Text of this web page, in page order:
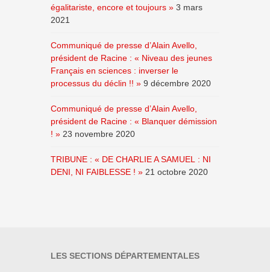
égalitariste, encore et toujours » 3 mars
2021
Communiqué de presse d’Alain Avello,
président de Racine : « Niveau des jeunes
Français en sciences : inverser le
processus du déclin !! » 9 décembre 2020
Communiqué de presse d’Alain Avello,
président de Racine : « Blanquer démission
! » 23 novembre 2020
TRIBUNE : « DE CHARLIE A SAMUEL : NI
DENI, NI FAIBLESSE ! » 21 octobre 2020
LES SECTIONS DÉPARTEMENTALES